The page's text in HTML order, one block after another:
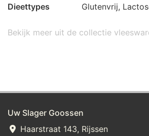
Dieettypes Glutenvrij,
Bekijk meer uit de collectie
Uw Slager Goossen
Haarstraat 143, Rijssen